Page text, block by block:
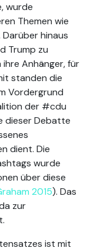
wurde
Themen wie
hinaus
Trump zu
Anhänger, für
standen die
Vordergrund
der #cdu
dieser Debatte
dient. Die
wurde
über diese
2015). Das
zur
ist mit